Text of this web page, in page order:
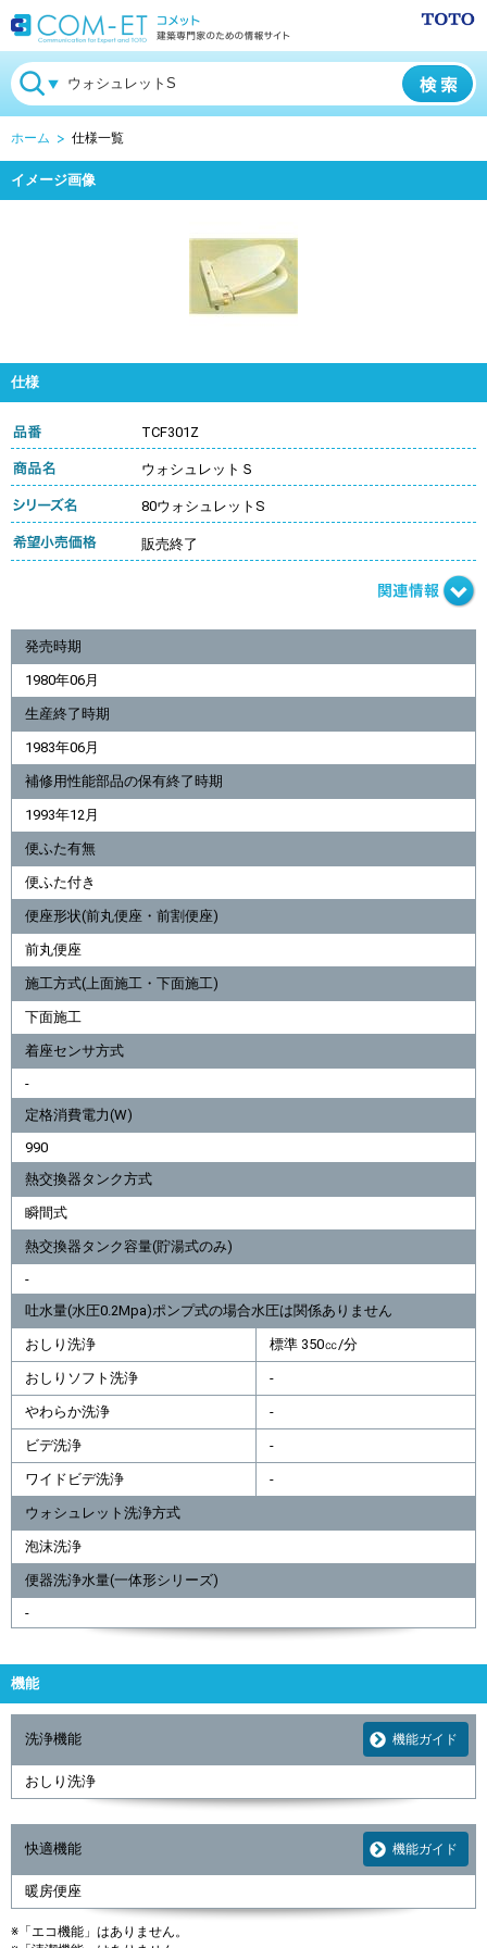
ホーム 仕様一覧
イメージ画像
仕様
TCF301Z
ウォシュレットＳ
80ウォシュレットS
販売終了
発売時期
1980年06月
生産終了時期
1983年06月
補修用性能部品の保有終了時期
1993年12月
便ふた有無
便ふた付き
便座形状(前丸便座・前割便座)
前丸便座
施工方式(上面施工・下面施工)
下面施工
着座センサ方式
-
定格消費電力(W)
990
熱交換器タンク方式
瞬間式
熱交換器タンク容量(貯湯式のみ)
-
吐水量(水圧0.2Mpa)ポンプ式の場合水圧は関係ありません
おしり洗浄 標準 350㏄/分
おしりソフト洗浄 -
やわらか洗浄 -
ビデ洗浄 -
ワイドビデ洗浄 -
ウォシュレット洗浄方式
泡沫洗浄
便器洗浄水量(一体形シリーズ)
-
機能
洗浄機能 機能ガイド
おしり洗浄
快適機能 機能ガイド
暖房便座
※「エコ機能」はありません。